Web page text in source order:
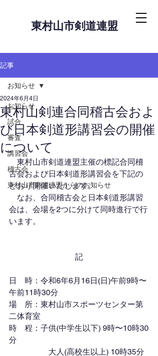
東村山市剣道連盟
記事
お知らせ
試合
審査
講習会
稽古会
東村山市剣道連盟からのお知らせ
お知らせ
東村山剣連合同稽古会およ
び日本剣道形講習会の開催
について
2024年6月4日
東村山市剣道連盟主催の標記合同稽
古会および日本剣道形講習会を下記の
とおり開催いたします。
なお、合同稽古会と日本剣道形講習
会は、会場を2つに分けて同時進行で行
います。
記
日　時：令和6年6月16日(日)午前9時〜
午前11時30分
場　所：東村山市スポーツセンター第
二体育室
時　程：子供(中学生以下) 9時〜10時30
分
大人(高校生以上) 10時35分